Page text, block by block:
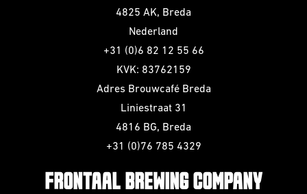
4825 AK, Breda
Nederland
+31 (0)6 82 12 55 66
KVK: 83762159
Adres Brouwcafé Breda
Liniestraat 31
4816 BG, Breda
+31 (0)76 785 4329
FRONTAAL BREWING COMPANY